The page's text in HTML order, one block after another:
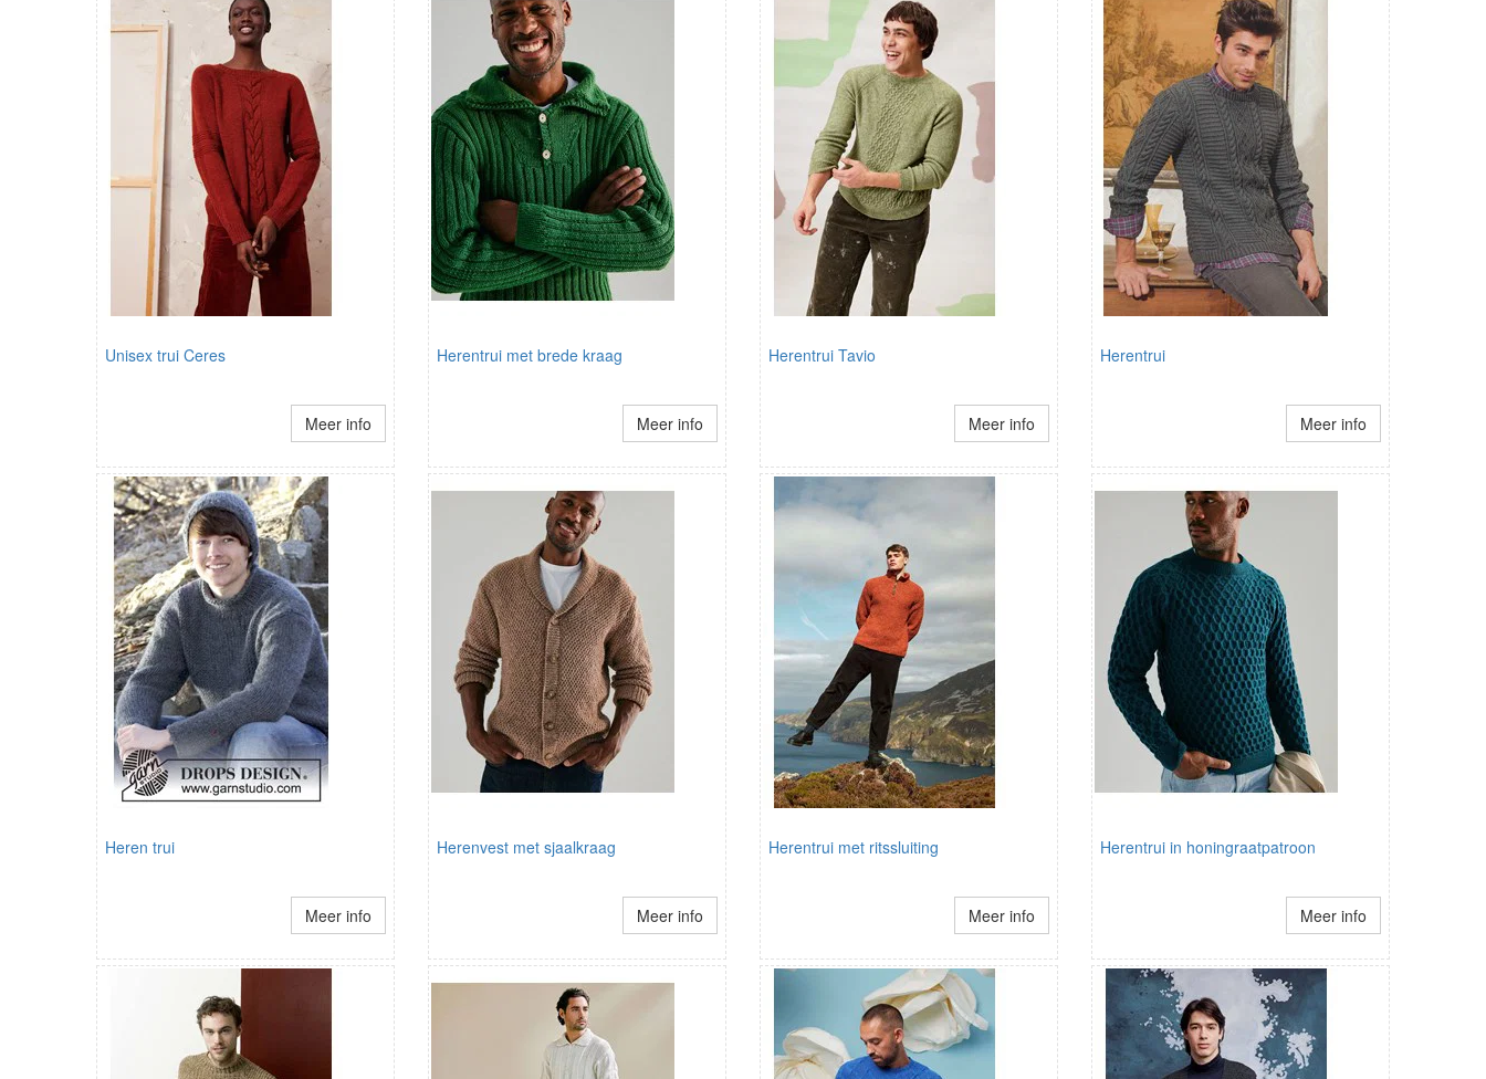
Unisex trui Ceres
Meer info
Herentrui met brede kraag
Meer info
Herentrui Tavio
Meer info
Herentrui
Meer info
Heren trui
Meer info
Herenvest met sjaalkraag
Meer info
Herentrui met ritssluiting
Meer info
Herentrui in honingraatpatroon
Meer info